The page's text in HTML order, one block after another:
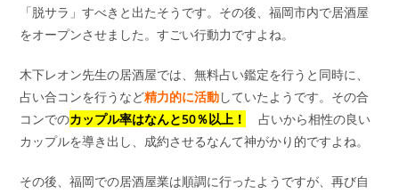
「脱サラ」すべきと出たそうです。その後、福岡市内で居酒屋
をオープンさせました。すごい行動力ですよね。
木下レオン先生の居酒屋では、無料占い鑑定を行うと同時に、
占い合コンを行うなど精力的に活動していたようです。その合
コンでのカップル率はなんと50％以上！
占いから相性の良い
カップルを導き出し、成約させるなんて神がかり的ですよね。
その後、福岡での居酒屋業は順調に行ったようですが、再び自